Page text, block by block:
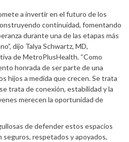
a invertir en el futuro de los
continuidad, fomentando
durante una de las etapas más
dijo Talya Schwartz, MD,
de MetroPlusHealth. “Como
honrada de ser parte de una
hijos a medida que crecen. Se trata
trata de conexión, estabilidad y la
merecen la oportunidad de
de defender estos espacios
respetados y apoyados,